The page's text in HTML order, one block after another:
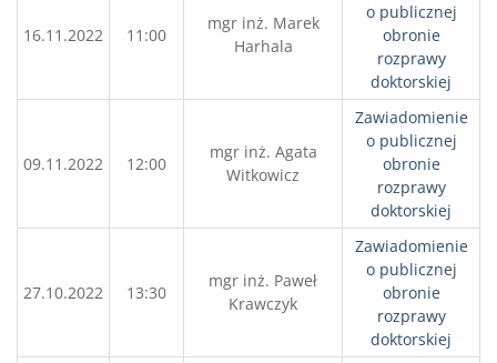
16.11.2022 11:00
mgr inż. Marek
Harhala
o publicznej
obronie
rozprawy
doktorskiej
09.11.2022 12:00
mgr inż. Agata
Witkowicz
Zawiadomienie
o publicznej
obronie
rozprawy
doktorskiej
27.10.2022 13:30
mgr inż. Paweł
Krawczyk
Zawiadomienie
o publicznej
obronie
rozprawy
doktorskiej